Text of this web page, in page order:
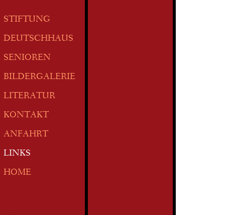
STIFTUNG
DEUTSCHHAUS
SENIOREN
BILDERGALERIE
LITERATUR
KONTAKT
ANFAHRT
LINKS
HOME